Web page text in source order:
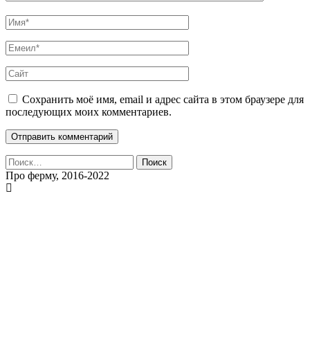
Сохранить моё имя, email и адрес сайта в этом браузере для
последующих моих комментариев.
Найти:
Про ферму, 2016-2022